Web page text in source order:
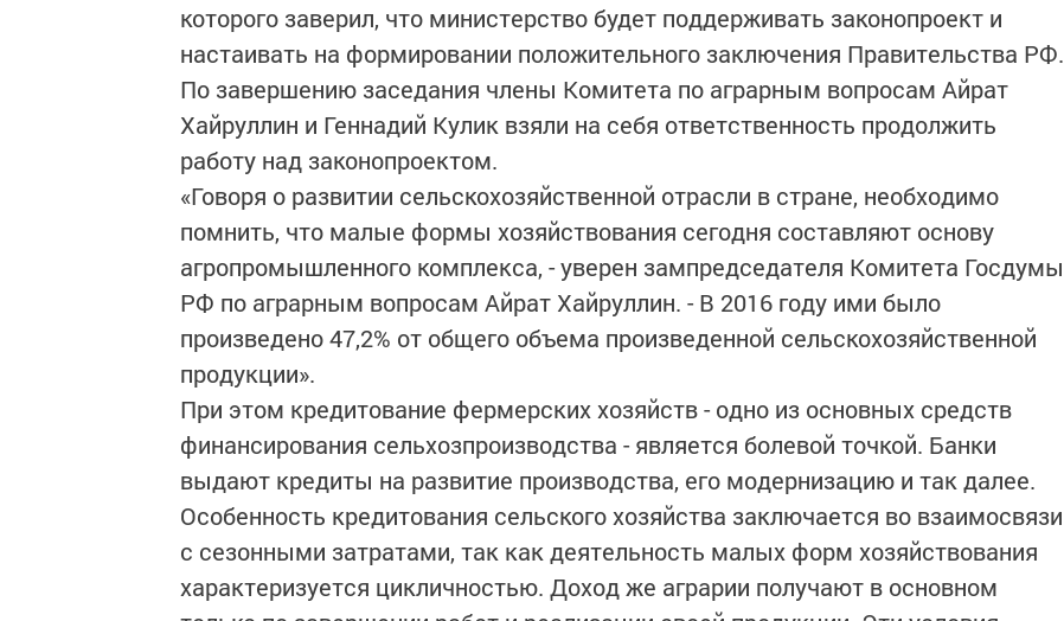
которого заверил, что министерство будет поддерживать законопроект и
настаивать на формировании положительного заключения Правительства РФ.
По завершению заседания члены Комитета по аграрным вопросам Айрат
Хайруллин и Геннадий Кулик взяли на себя ответственность продолжить
работу над законопроектом.
«Говоря о развитии сельскохозяйственной отрасли в стране, необходимо
помнить, что малые формы хозяйствования сегодня составляют основу
агропромышленного комплекса, - уверен зампредседателя Комитета Госдумы
РФ по аграрным вопросам Айрат Хайруллин. - В 2016 году ими было
произведено 47,2% от общего объема произведенной сельскохозяйственной
продукции».
При этом кредитование фермерских хозяйств - одно из основных средств
финансирования сельхозпроизводства - является болевой точкой. Банки
выдают кредиты на развитие производства, его модернизацию и так далее.
Особенность кредитования сельского хозяйства заключается во взаимосвязи
с сезонными затратами, так как деятельность малых форм хозяйствования
характеризуется цикличностью. Доход же аграрии получают в основном